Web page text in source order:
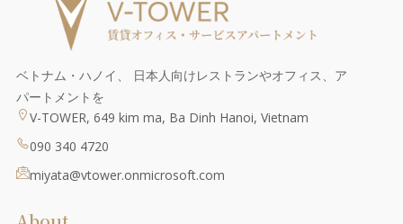
ベトナム・ハノイ、 日本人向けレストランやオフィス、ア
パートメントを
V-TOWER, 649 kim ma, Ba Dinh Hanoi, Vietnam
090 340 4720
miyata@vtower.onmicrosoft.com